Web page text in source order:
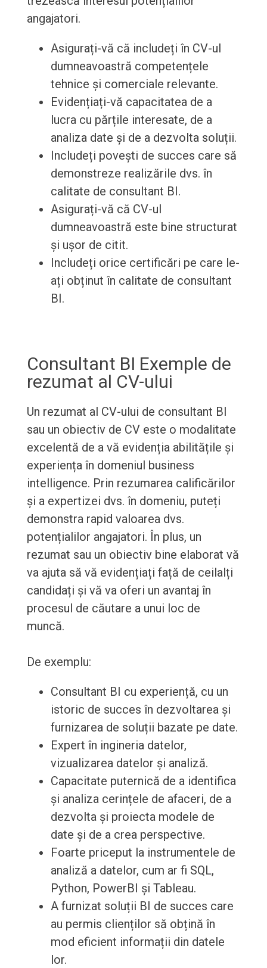
angajatori.
Asigurați-vă că includeți în CV-ul
dumneavoastră competențele
tehnice și comerciale relevante.
Evidențiați-vă capacitatea de a
lucra cu părțile interesate, de a
analiza date și de a dezvolta soluții.
Includeți povești de succes care să
demonstreze realizările dvs. în
calitate de consultant BI.
Asigurați-vă că CV-ul
dumneavoastră este bine structurat
și ușor de citit.
Includeți orice certificări pe care le-
ați obținut în calitate de consultant
BI.
Consultant BI Exemple de
rezumat al CV-ului
Un rezumat al CV-ului de consultant BI
sau un obiectiv de CV este o modalitate
excelentă de a vă evidenția abilitățile și
experiența în domeniul business
intelligence. Prin rezumarea calificărilor
și a expertizei dvs. în domeniu, puteți
demonstra rapid valoarea dvs.
potențialilor angajatori. În plus, un
rezumat sau un obiectiv bine elaborat vă
va ajuta să vă evidențiați față de ceilalți
candidați și vă va oferi un avantaj în
procesul de căutare a unui loc de
muncă.
De exemplu:
Consultant BI cu experiență, cu un
istoric de succes în dezvoltarea și
furnizarea de soluții bazate pe date.
Expert în ingineria datelor,
vizualizarea datelor și analiză.
Capacitate puternică de a identifica
și analiza cerințele de afaceri, de a
dezvolta și proiecta modele de
date și de a crea perspective.
Foarte priceput la instrumentele de
analiză a datelor, cum ar fi SQL,
Python, PowerBI și Tableau.
A furnizat soluții BI de succes care
au permis clienților să obțină în
mod eficient informații din datele
lor.